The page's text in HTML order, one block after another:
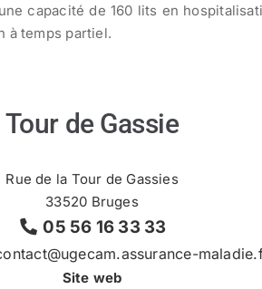
capacité de 160 lits en
à temps partiel.
Tour de Gassie
Rue de la Tour de Gassies
33520 Bruges
05 56 16 33 33
Site web